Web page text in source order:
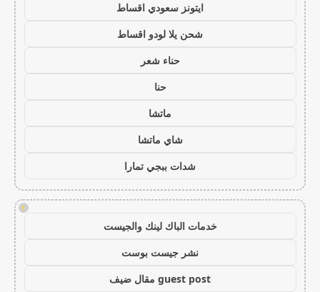
ايتونز سعودي اقساط
شحن يلا لودو اقساط
حناء شعر
حنا
ماتشا
شاي ماتشا
شدات ببجي تمارا
!
خدمات الباك لينك والجيست
نشر جيست بوست
guest post مقال ضيف